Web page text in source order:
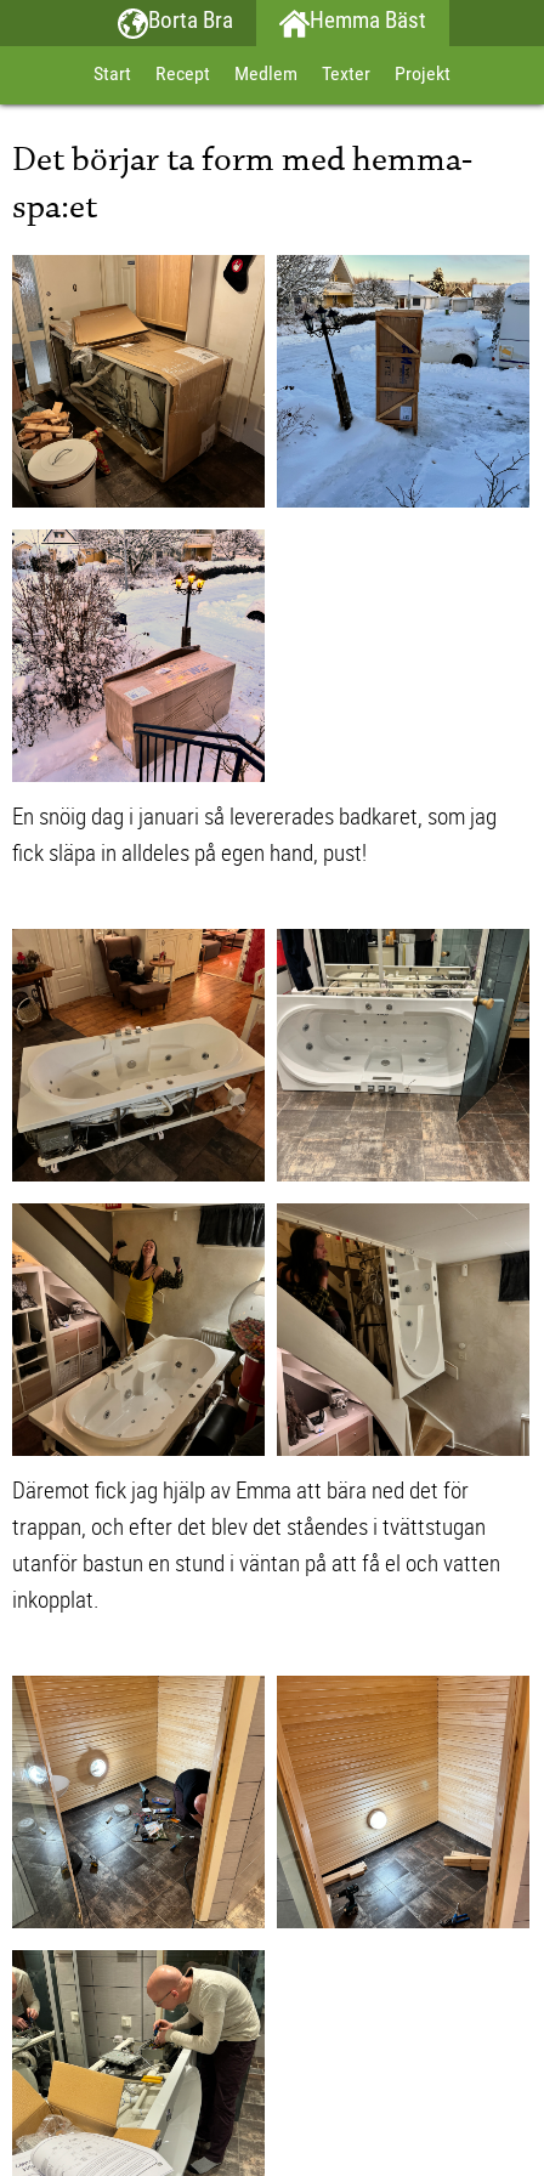
Borta Bra Hemma Bäst
Start Recept Medlem Texter Projekt
Det börjar ta form med hemma-
spa:et
En snöig dag i januari så levererades badkaret, som jag
fick släpa in alldeles på egen hand, pust!
Däremot fick jag hjälp av Emma att bära ned det för
trappan, och efter det blev det ståendes i tvättstugan
utanför bastun en stund i väntan på att få el och vatten
inkopplat.